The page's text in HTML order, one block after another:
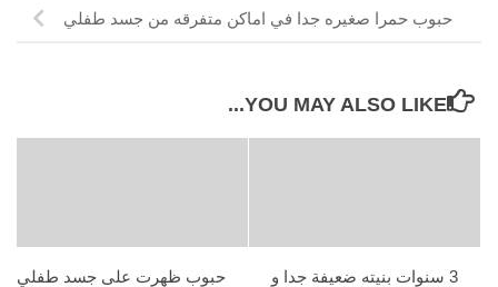
حبوب حمرا صغيره جدا في اماكن متفرقه من جسد طفلي
YOU MAY ALSO LIKE...
حبوب ظهرت على جسد طفلي
3 سنوات بنيته ضعيفة جدا و